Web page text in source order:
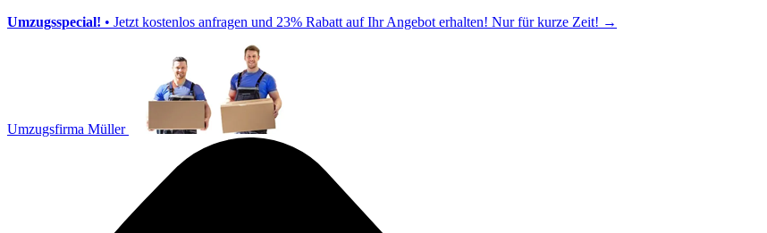
Umzugsspecial! • Jetzt kostenlos anfragen und 23% Rabatt auf Ihr Angebot erhalten! Nur für kurze Zeit! →
Umzugsfirma Müller